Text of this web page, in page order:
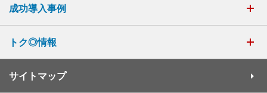
成功導入事例
トク◎情報
サイトマップ